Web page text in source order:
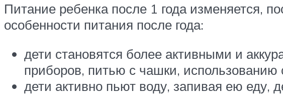
Питание ребенка после 1 года изменяется,
особенности питания после года:
дети становятся более активными и
приборов, питью с чашки, использованию
дети активно пьют воду, запивая ею еду,